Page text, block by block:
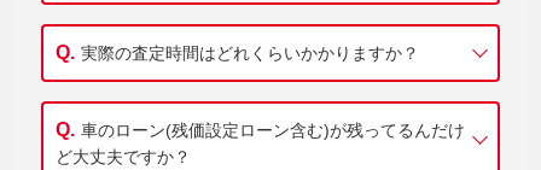
実際の査定時間はどれくらいかかりますか？
車のローン(残価設定ローン含む)が残ってるんだけ
ど大丈夫ですか？